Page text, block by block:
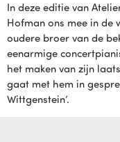
In deze editie van
Hofman ons mee in de
oudere broer van de
eenarmige
het maken van zijn
gaat met hem in
Wittgenstein’.